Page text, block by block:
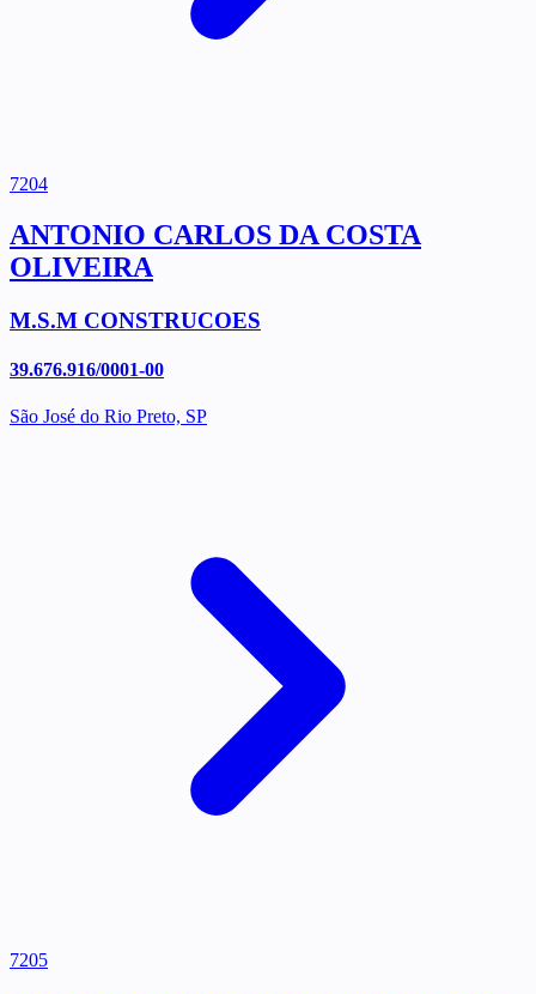
7204
ANTONIO CARLOS DA COSTA
OLIVEIRA
M.S.M CONSTRUCOES
39.676.916/0001-00
São José do Rio Preto, SP
7205